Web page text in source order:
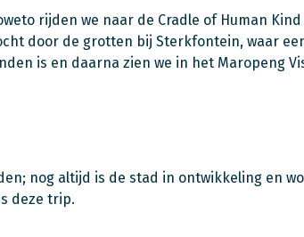
rijden we naar de Cradle of Human
door de grotten bij Sterkfontein, waar
is en daarna zien we in het Maropeng
nog altijd is de stad in ontwikkeling en
deze trip.